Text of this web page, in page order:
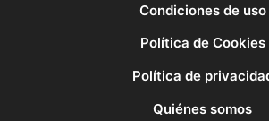
Condiciones de uso
Política de Cookies
Política de
Quiénes somos